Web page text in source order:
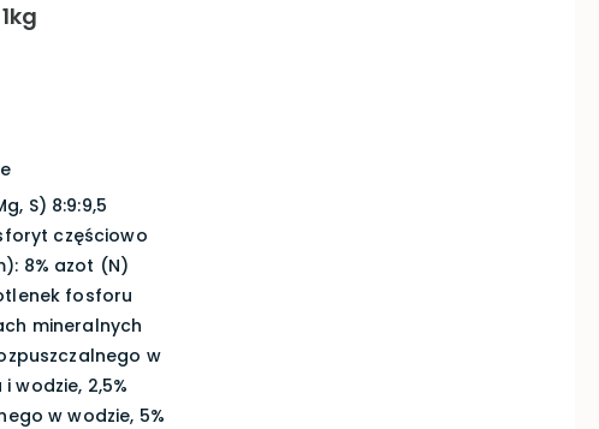
S) 8:9:9,5
częściowo
8% azot (N)
fosforu
mineralnych
w
wodzie, 2,5%
w wodzie, 5%